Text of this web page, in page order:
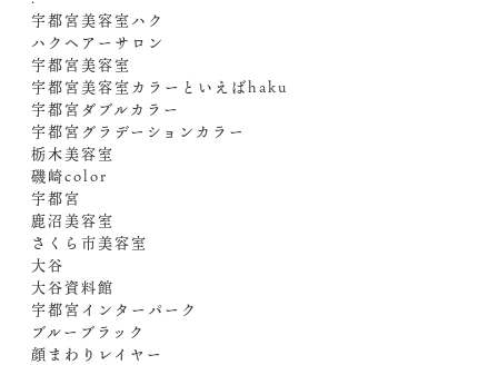
宇都宮美容室ハク
ハクヘアーサロン
宇都宮美容室
宇都宮美容室カラーといえばhaku
宇都宮ダブルカラー
宇都宮グラデーションカラー
栃木美容室
磯崎color
宇都宮
鹿沼美容室
さくら市美容室
大谷
大谷資料館
宇都宮インターパーク
ブルーブラック
顔まわりレイヤー